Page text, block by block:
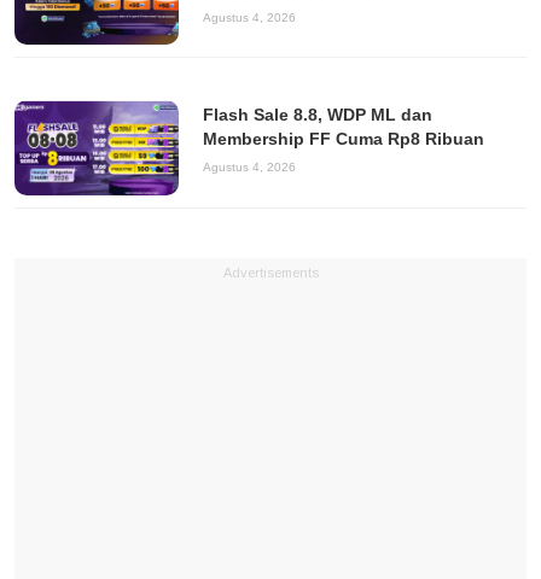
Agustus 4, 2026
Flash Sale 8.8, WDP ML dan
Membership FF Cuma Rp8 Ribuan
Agustus 4, 2026
Advertisements